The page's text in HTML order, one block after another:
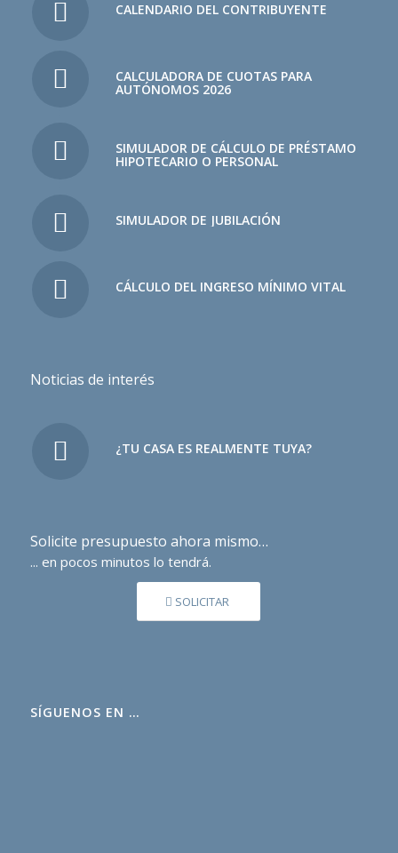
CALENDARIO DEL CONTRIBUYENTE
CALCULADORA DE CUOTAS PARA
AUTÓNOMOS 2026
SIMULADOR DE CÁLCULO DE PRÉSTAMO
HIPOTECARIO O PERSONAL
SIMULADOR DE JUBILACIÓN
CÁLCULO DEL INGRESO MÍNIMO VITAL
Noticias de interés
¿TU CASA ES REALMENTE TUYA?
Solicite presupuesto ahora mismo…
... en pocos minutos lo tendrá.
SOLICITAR
SÍGUENOS EN …